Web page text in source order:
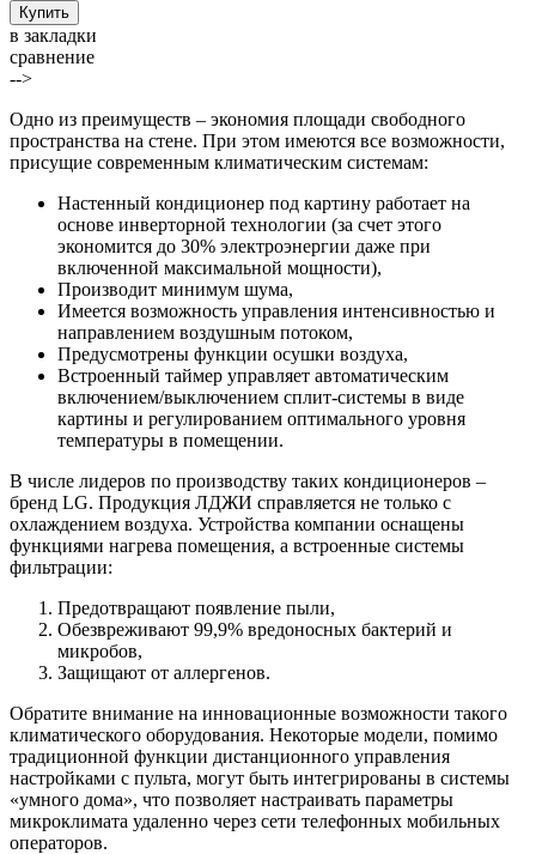
в закладки
сравнение
-->
Одно из преимуществ – экономия площади свободного
пространства на стене. При этом имеются все возможности,
присущие современным климатическим системам:
Настенный кондиционер под картину работает на
основе инверторной технологии (за счет этого
экономится до 30% электроэнергии даже при
включенной максимальной мощности),
Производит минимум шума,
Имеется возможность управления интенсивностью и
направлением воздушным потоком,
Предусмотрены функции осушки воздуха,
Встроенный таймер управляет автоматическим
включением/выключением сплит-системы в виде
картины и регулированием оптимального уровня
температуры в помещении.
В числе лидеров по производству таких кондиционеров –
бренд LG. Продукция ЛДЖИ справляется не только с
охлаждением воздуха. Устройства компании оснащены
функциями нагрева помещения, а встроенные системы
фильтрации:
Предотвращают появление пыли,
Обезвреживают 99,9% вредоносных бактерий и
микробов,
Защищают от аллергенов.
Обратите внимание на инновационные возможности такого
климатического оборудования. Некоторые модели, помимо
традиционной функции дистанционного управления
настройками с пульта, могут быть интегрированы в системы
«умного дома», что позволяет настраивать параметры
микроклимата удаленно через сети телефонных мобильных
операторов.